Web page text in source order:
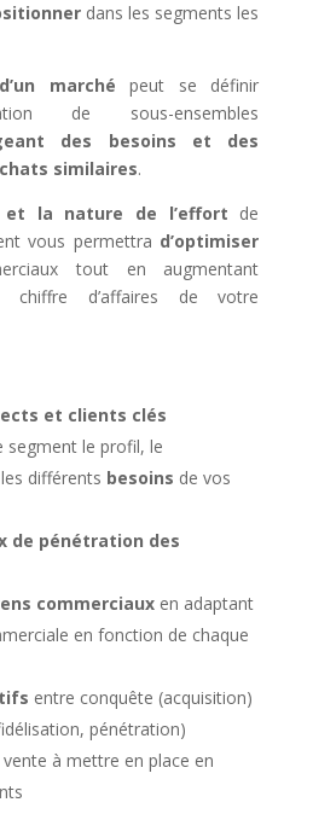
dans les segments les
marché peut se définir
de sous-ensembles
des besoins et des
similaires.
et la nature de l’effort de
vous permettra d’optimiser
tout en augmentant
chiffre d’affaires de votre
et clients clés
segment le profil, le
différents besoins de vos
de pénétration des
commerciauxen adaptant
en fonction de chaque
entre conquête (acquisition)
pénétration)
à mettre en place en